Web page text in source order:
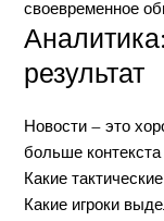
своевременное
результат
Новости — это
больше
Какие
Какие игроки